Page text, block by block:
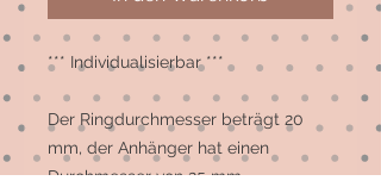
*** Individualisierbar ***
Der Ringdurchmesser beträgt 20
mm, der Anhänger hat einen
Durchmesser von 25 mm.